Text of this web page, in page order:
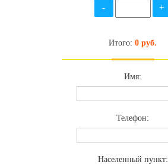
- +
Итого:0 руб.
Имя:
Телефон:
Населенный пункт: